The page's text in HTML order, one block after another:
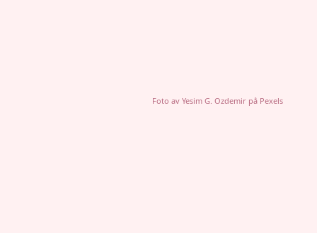
Foto av Yesim G. Ozdemirpå Pexels